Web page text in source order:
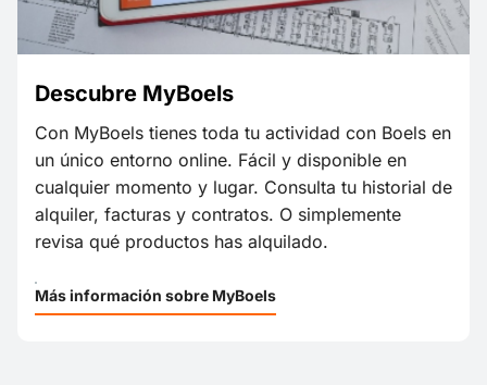
Descubre MyBoels
Con MyBoels tienes toda tu actividad con Boels en
un único entorno online. Fácil y disponible en
cualquier momento y lugar. Consulta tu historial de
alquiler, facturas y contratos. O simplemente
revisa qué productos has alquilado.
Más información sobre MyBoels